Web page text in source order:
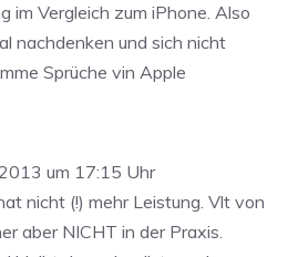
im Vergleich zum iPhone. Also
nachdenken und sich nicht
Sprüche vin Apple
um 17:15 Uhr
nicht (!) mehr Leistung. Vlt von
aber NICHT in der Praxis.